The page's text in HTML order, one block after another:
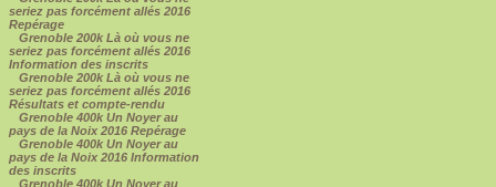
seriez pas forcément allés 2016
Repérage
Grenoble 200k Là où vous ne
seriez pas forcément allés 2016
Information des inscrits
Grenoble 200k Là où vous ne
seriez pas forcément allés 2016
Résultats et compte-rendu
Grenoble 400k Un Noyer au
pays de la Noix 2016 Repérage
Grenoble 400k Un Noyer au
pays de la Noix 2016 Information
des inscrits
Grenoble 400k Un Noyer au